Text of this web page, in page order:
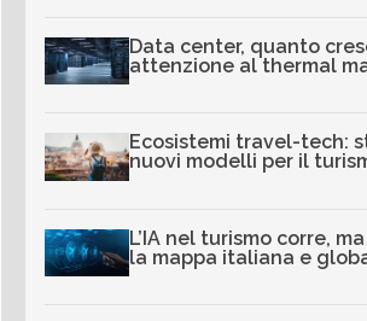
Data center, quanto
attenzione al thermal
Ecosistemi travel-tech:
nuovi modelli per il
L’IA nel turismo corre,
la mappa italiana e